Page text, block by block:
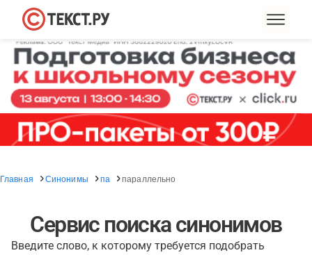
Главная Синонимы па параллельно
Сервис поиска синонимов
Введите слово, к которому требуется подобрать